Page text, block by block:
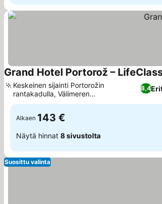
Grand Hotel Portorož –
8,4
Keskeinen sijainti Portorožin
rantakadulla, Välimeren
suolanvalmistuksen perinne
Alkaen 143 €
Näytä hinnat 8 sivustolta
Suosittu valinta